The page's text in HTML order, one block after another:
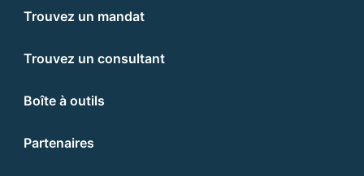
Trouvez un mandat
Trouvez un consultant
Boîte à outils
Partenaires